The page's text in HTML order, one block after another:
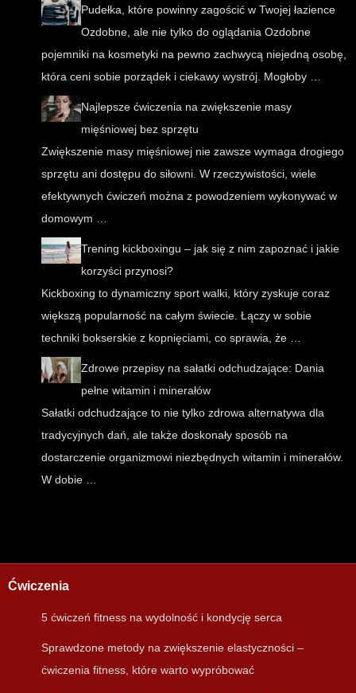
Pudełka, które powinny zagościć w Twojej łazience
Ozdobne, ale nie tylko do oglądania Ozdobne
pojemniki na kosmetyki na pewno zachwycą niejedną osobę,
która ceni sobie porządek i ciekawy wystrój. Mogłoby …
Najlepsze ćwiczenia na zwiększenie masy
mięśniowej bez sprzętu
Zwiększenie masy mięśniowej nie zawsze wymaga drogiego
sprzętu ani dostępu do siłowni. W rzeczywistości, wiele
efektywnych ćwiczeń można z powodzeniem wykonywać w
domowym …
Trening kickboxingu – jak się z nim zapoznać i jakie
korzyści przynosi?
Kickboxing to dynamiczny sport walki, który zyskuje coraz
większą popularność na całym świecie. Łączy w sobie
techniki bokserskie z kopnięciami, co sprawia, że …
Zdrowe przepisy na sałatki odchudzające: Dania
pełne witamin i minerałów
Sałatki odchudzające to nie tylko zdrowa alternatywa dla
tradycyjnych dań, ale także doskonały sposób na
dostarczenie organizmowi niezbędnych witamin i minerałów.
W dobie …
Ćwiczenia
5 ćwiczeń fitness na wydolność i kondycję serca
Sprawdzone metody na zwiększenie elastyczności –
ćwiczenia fitness, które warto wypróbować